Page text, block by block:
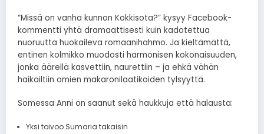
“Missä on vanha kunnon Kokkisota?” kysyy Facebook-
kommentti yhtä dramaattisesti kuin kadotettua
nuoruutta huokaileva romaanihahmo. Ja kieltämättä,
entinen kolmikko muodosti harmonisen kokonaisuuden,
jonka äärellä kasvettiin, naurettiin – ja ehkä vähän
haikailtiin omien makaronilaatikoiden tylsyyttä.
Somessa Anni on saanut sekä haukkuja että halausta:
Yksi toivoo Sumaria takaisin